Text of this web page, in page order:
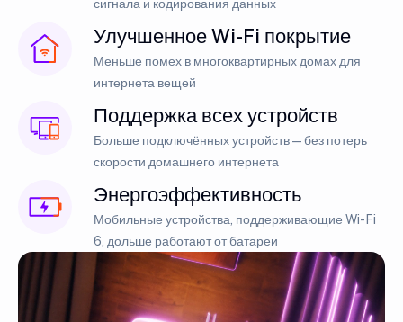
сигнала и кодирования данных
Улучшенное Wi-Fi покрытие
Меньше помех в многоквартирных домах для
интернета вещей
Поддержка всех устройств
Больше подключённых устройств — без потерь
скорости домашнего интернета
Энергоэффективность
Мобильные устройства, поддерживающие Wi-Fi
6, дольше работают от батареи